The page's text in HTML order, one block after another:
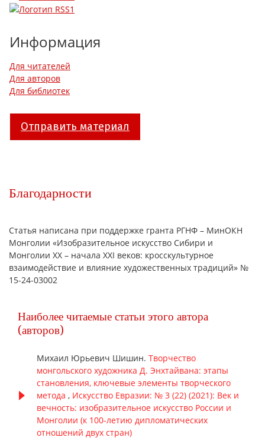
Информация
Для читателей
Для авторов
Для библиотек
Отправить материал
Благодарности
Статья написана при поддержке гранта РГНФ – МинОКН
Монголии «Изобразительное искусство Сибири и
Монголии XX – начала XXI веков: кросскультурное
взаимодействие и влияние художественных традиций» №
15-24-03002
Наиболее читаемые статьи этого автора
(авторов)
Михаил Юрьевич Шишин. Творчество
монгольского художника Д. Энхтайвана: этапы
становления, ключевые элементы творческого
метода , Искусство Евразии: № 3 (22) (2021): Век и
вечность: изобразительное искусство России и
Монголии (к 100-летию дипломатических
отношений двух стран)